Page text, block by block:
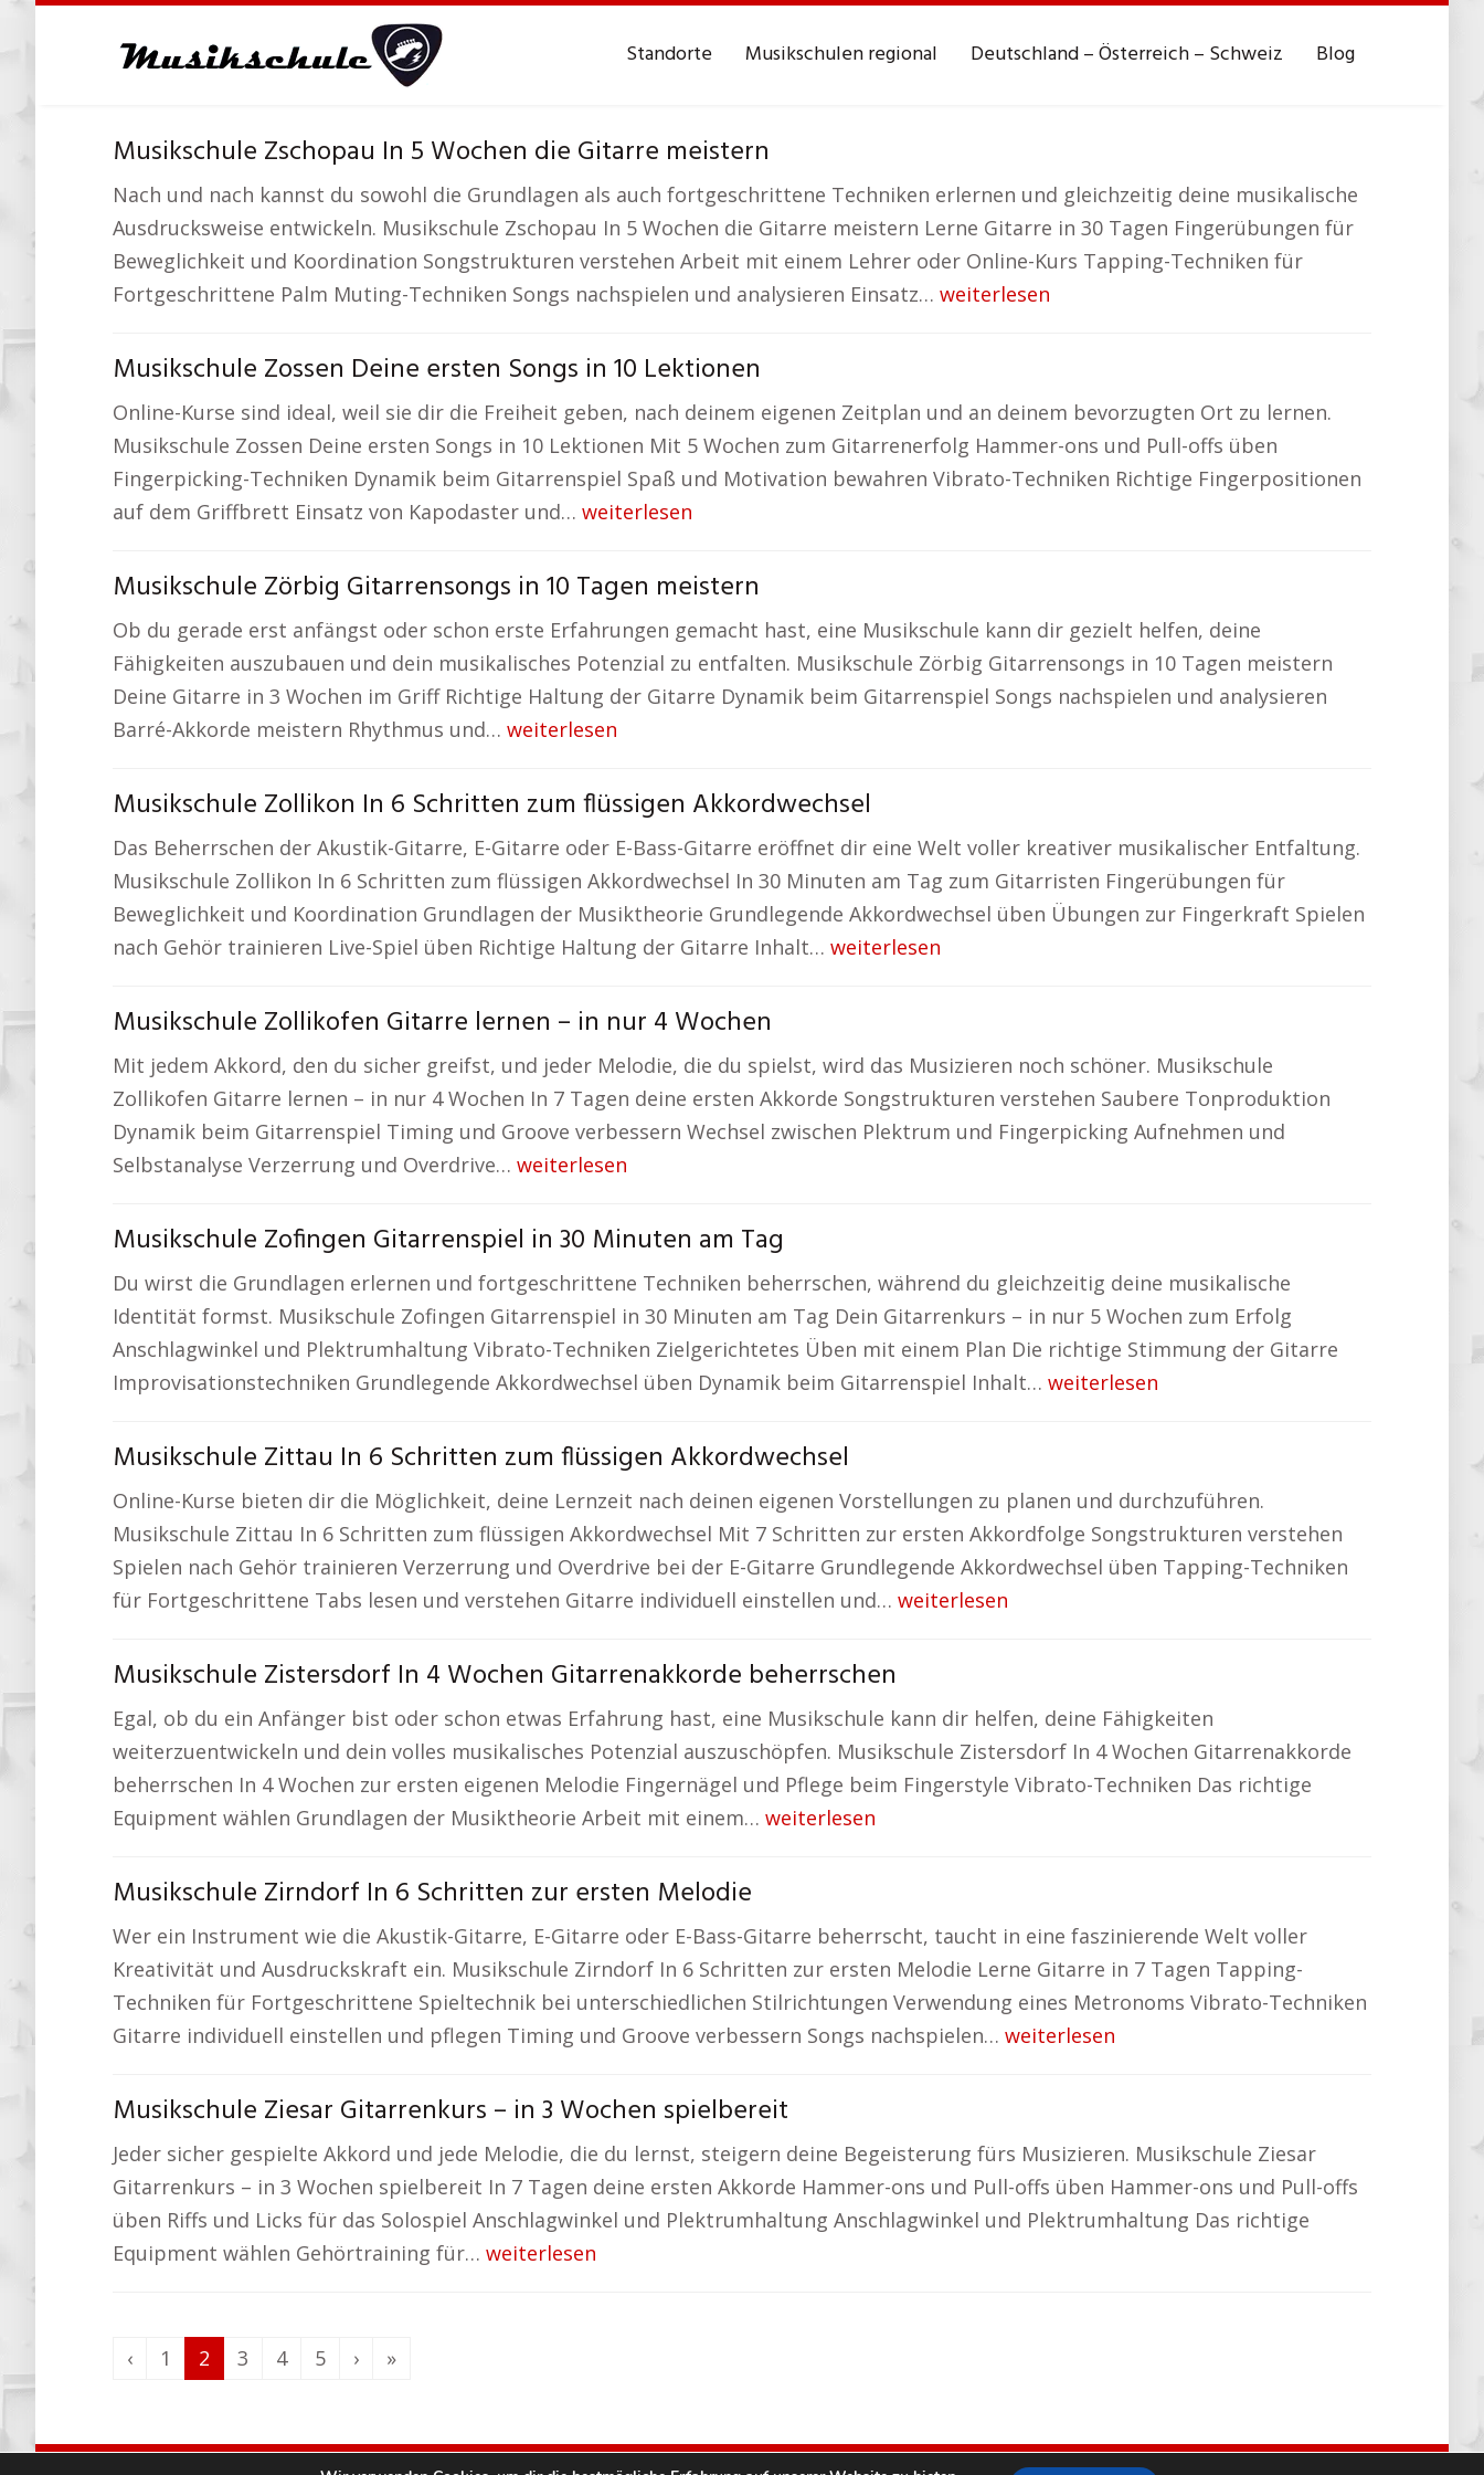
content
Standorte Musikschulen regional Deutschland – Österreich – Schweiz Blog
Musikschule Zschopau In 5 Wochen die Gitarre meistern
Nach und nach kannst du sowohl die Grundlagen als auch fortgeschrittene Techniken erlernen und gleichzeitig deine musikalische
Ausdrucksweise entwickeln. Musikschule Zschopau In 5 Wochen die Gitarre meistern Lerne Gitarre in 30 Tagen Fingerübungen für
Beweglichkeit und Koordination Songstrukturen verstehen Arbeit mit einem Lehrer oder Online-Kurs Tapping-Techniken für
Fortgeschrittene Palm Muting-Techniken Songs nachspielen und analysieren Einsatz… weiterlesen
Musikschule Zossen Deine ersten Songs in 10 Lektionen
Online-Kurse sind ideal, weil sie dir die Freiheit geben, nach deinem eigenen Zeitplan und an deinem bevorzugten Ort zu lernen.
Musikschule Zossen Deine ersten Songs in 10 Lektionen Mit 5 Wochen zum Gitarrenerfolg Hammer-ons und Pull-offs üben
Fingerpicking-Techniken Dynamik beim Gitarrenspiel Spaß und Motivation bewahren Vibrato-Techniken Richtige Fingerpositionen
auf dem Griffbrett Einsatz von Kapodaster und… weiterlesen
Musikschule Zörbig Gitarrensongs in 10 Tagen meistern
Ob du gerade erst anfängst oder schon erste Erfahrungen gemacht hast, eine Musikschule kann dir gezielt helfen, deine
Fähigkeiten auszubauen und dein musikalisches Potenzial zu entfalten. Musikschule Zörbig Gitarrensongs in 10 Tagen meistern
Deine Gitarre in 3 Wochen im Griff Richtige Haltung der Gitarre Dynamik beim Gitarrenspiel Songs nachspielen und analysieren
Barré-Akkorde meistern Rhythmus und… weiterlesen
Musikschule Zollikon In 6 Schritten zum flüssigen Akkordwechsel
Das Beherrschen der Akustik-Gitarre, E-Gitarre oder E-Bass-Gitarre eröffnet dir eine Welt voller kreativer musikalischer Entfaltung.
Musikschule Zollikon In 6 Schritten zum flüssigen Akkordwechsel In 30 Minuten am Tag zum Gitarristen Fingerübungen für
Beweglichkeit und Koordination Grundlagen der Musiktheorie Grundlegende Akkordwechsel üben Übungen zur Fingerkraft Spielen
nach Gehör trainieren Live-Spiel üben Richtige Haltung der Gitarre Inhalt… weiterlesen
Musikschule Zollikofen Gitarre lernen – in nur 4 Wochen
Mit jedem Akkord, den du sicher greifst, und jeder Melodie, die du spielst, wird das Musizieren noch schöner. Musikschule
Zollikofen Gitarre lernen – in nur 4 Wochen In 7 Tagen deine ersten Akkorde Songstrukturen verstehen Saubere Tonproduktion
Dynamik beim Gitarrenspiel Timing und Groove verbessern Wechsel zwischen Plektrum und Fingerpicking Aufnehmen und
Selbstanalyse Verzerrung und Overdrive… weiterlesen
Musikschule Zofingen Gitarrenspiel in 30 Minuten am Tag
Du wirst die Grundlagen erlernen und fortgeschrittene Techniken beherrschen, während du gleichzeitig deine musikalische
Identität formst. Musikschule Zofingen Gitarrenspiel in 30 Minuten am Tag Dein Gitarrenkurs – in nur 5 Wochen zum Erfolg
Anschlagwinkel und Plektrumhaltung Vibrato-Techniken Zielgerichtetes Üben mit einem Plan Die richtige Stimmung der Gitarre
Improvisationstechniken Grundlegende Akkordwechsel üben Dynamik beim Gitarrenspiel Inhalt… weiterlesen
Musikschule Zittau In 6 Schritten zum flüssigen Akkordwechsel
Online-Kurse bieten dir die Möglichkeit, deine Lernzeit nach deinen eigenen Vorstellungen zu planen und durchzuführen.
Musikschule Zittau In 6 Schritten zum flüssigen Akkordwechsel Mit 7 Schritten zur ersten Akkordfolge Songstrukturen verstehen
Spielen nach Gehör trainieren Verzerrung und Overdrive bei der E-Gitarre Grundlegende Akkordwechsel üben Tapping-Techniken
für Fortgeschrittene Tabs lesen und verstehen Gitarre individuell einstellen und… weiterlesen
Musikschule Zistersdorf In 4 Wochen Gitarrenakkorde beherrschen
Egal, ob du ein Anfänger bist oder schon etwas Erfahrung hast, eine Musikschule kann dir helfen, deine Fähigkeiten
weiterzuentwickeln und dein volles musikalisches Potenzial auszuschöpfen. Musikschule Zistersdorf In 4 Wochen Gitarrenakkorde
beherrschen In 4 Wochen zur ersten eigenen Melodie Fingernägel und Pflege beim Fingerstyle Vibrato-Techniken Das richtige
Equipment wählen Grundlagen der Musiktheorie Arbeit mit einem… weiterlesen
Musikschule Zirndorf In 6 Schritten zur ersten Melodie
Wer ein Instrument wie die Akustik-Gitarre, E-Gitarre oder E-Bass-Gitarre beherrscht, taucht in eine faszinierende Welt voller
Kreativität und Ausdruckskraft ein. Musikschule Zirndorf In 6 Schritten zur ersten Melodie Lerne Gitarre in 7 Tagen Tapping-
Techniken für Fortgeschrittene Spieltechnik bei unterschiedlichen Stilrichtungen Verwendung eines Metronoms Vibrato-Techniken
Gitarre individuell einstellen und pflegen Timing und Groove verbessern Songs nachspielen… weiterlesen
Musikschule Ziesar Gitarrenkurs – in 3 Wochen spielbereit
Jeder sicher gespielte Akkord und jede Melodie, die du lernst, steigern deine Begeisterung fürs Musizieren. Musikschule Ziesar
Gitarrenkurs – in 3 Wochen spielbereit In 7 Tagen deine ersten Akkorde Hammer-ons und Pull-offs üben Hammer-ons und Pull-offs
üben Riffs und Licks für das Solospiel Anschlagwinkel und Plektrumhaltung Anschlagwinkel und Plektrumhaltung Das richtige
Equipment wählen Gehörtraining für… weiterlesen
‹ 1 2 3 4 5 › »